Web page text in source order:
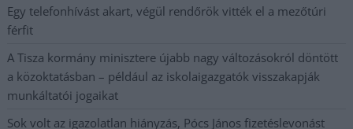
Egy telefonhívást akart, végül rendőrök vitték el a mezőtúri
férfit
A Tisza kormány minisztere újabb nagy változásokról döntött
a közoktatásban – például az iskolaigazgatók visszakapják
munkáltatói jogaikat
Sok volt az igazolatlan hiányzás, Pócs János fizetéslevonást